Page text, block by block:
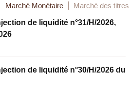
Marché Monétaire Marché des titres
de liquidité n°31/H/2026,
de liquidité n°30/H/2026 du